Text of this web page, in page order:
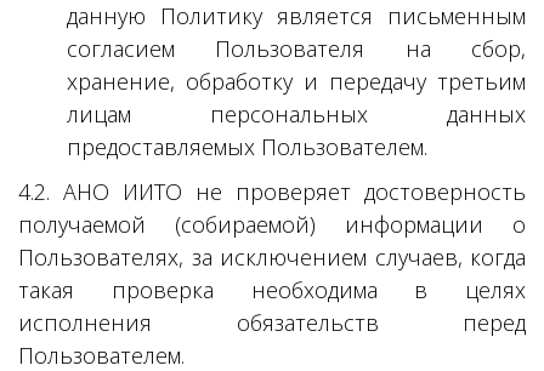
данную Политику является письменным
согласием Пользователя на сбор,
хранение, обработку и передачу третьим
лицам персональных данных
предоставляемых Пользователем.
4.2. АНО ИИТО не проверяет достоверность
получаемой (собираемой) информации о
Пользователях, за исключением случаев, когда
такая проверка необходима в целях
исполнения обязательств перед
Пользователем.